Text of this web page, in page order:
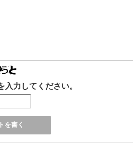
入力してください。